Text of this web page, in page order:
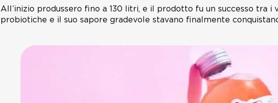
All’inizio produssero fino a 130 litri, e il prodotto fu un successo tra i
probiotiche e il suo sapore gradevole stavano finalmente